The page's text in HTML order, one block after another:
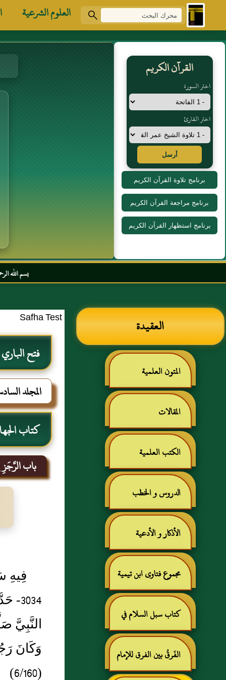
العلوم الشرعية
القرآن الكريم
اختر السورة
اختر القارئ
أرسل
برنامج تلاوة القرآن الكريم
برنامج مراجعة القرآن الكريم
برنامج استظهار القرآن الكريم
بسم الله الرحمن الرحيم
العقيدة
المتون العلمية
المقالات
الكتب العلمية
الدروس و الخطب
الأذكار و الأدعية
مجموع فتاوى ابن تيمية
كتاب سبل السلام في
شرح بلوغ المرام للإمام
الفَرقُ بين الفرق للإمام
Safha Test
فتح
المجلد
كتاب
باب
فِيهِ
النَّبِيَّ
وَكَانَ
(6/160)